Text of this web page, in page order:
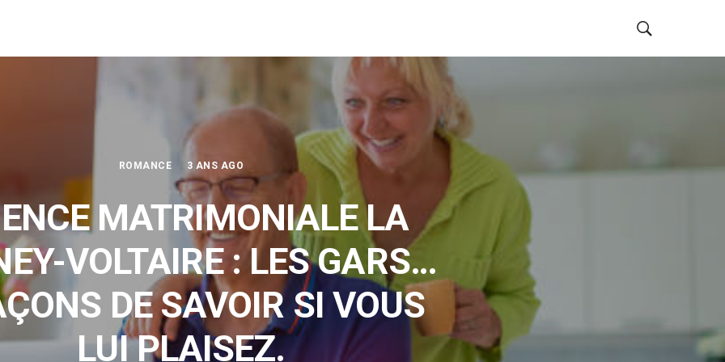
ROMANCE 3 ANS AGO
MATRIMONIALE LA
VOLTAIRE : LES GARS…
DE SAVOIR SI VOUS
LUI PLAISEZ.